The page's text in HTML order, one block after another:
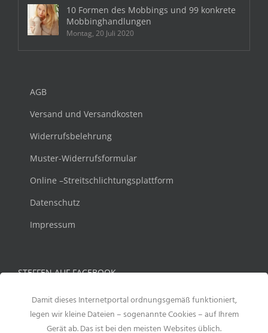
10 Formen des Mobbings und 99 konkrete
Mobbinghandlungen
Montag, 20 Juli 2020
AGB
Versand und Versandkosten
Widerrufsbelehrung
Muster-Widerrufsformular
Online –Streitschlichtungsplattform
Datenschutz
Impressum
STEFFEN AUF FACEBOOK
Damit dieses Internetportal ordnungsgemäß funktioniert,
legen wir kleine Dateien – sogenannte Cookies – auf Ihrem
Gerät ab. Das ist bei den meisten Websites üblich.